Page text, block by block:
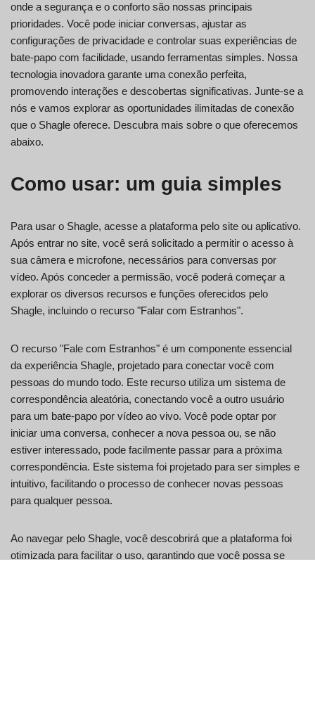
onde a segurança e o conforto são nossas principais
prioridades. Você pode iniciar conversas, ajustar as
configurações de privacidade e controlar suas experiências de
bate-papo com facilidade, usando ferramentas simples. Nossa
tecnologia inovadora garante uma conexão perfeita,
promovendo interações e descobertas significativas. Junte-se a
nós e vamos explorar as oportunidades ilimitadas de conexão
que o Shagle oferece. Descubra mais sobre o que oferecemos
abaixo.
Como usar: um guia simples
Para usar o Shagle, acesse a plataforma pelo site ou aplicativo.
Após entrar no site, você será solicitado a permitir o acesso à
sua câmera e microfone, necessários para conversas por
vídeo. Após conceder a permissão, você poderá começar a
explorar os diversos recursos e funções oferecidos pelo
Shagle, incluindo o recurso "Falar com Estranhos".
O recurso "Fale com Estranhos" é um componente essencial
da experiência Shagle, projetado para conectar você com
pessoas do mundo todo. Este recurso utiliza um sistema de
correspondência aleatória, conectando você a outro usuário
para um bate-papo por vídeo ao vivo. Você pode optar por
iniciar uma conversa, conhecer a nova pessoa ou, se não
estiver interessado, pode facilmente passar para a próxima
correspondência. Este sistema foi projetado para ser simples e
intuitivo, facilitando o processo de conhecer novas pessoas
para qualquer pessoa.
Ao navegar pelo Shagle, você descobrirá que a plataforma foi
otimizada para facilitar o uso, garantindo que você possa se